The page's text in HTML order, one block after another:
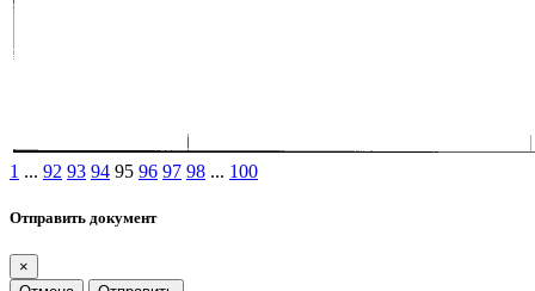
1 ... 92 93 94 95 96 97 98 ... 100
Отправить документ
×